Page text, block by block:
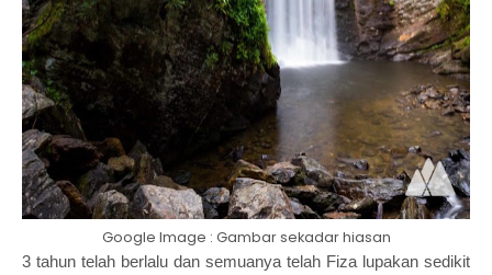
Google Image : Gambar sekadar hiasan
3 tahun telah berlalu dan semuanya telah Fiza lupakan sedikit